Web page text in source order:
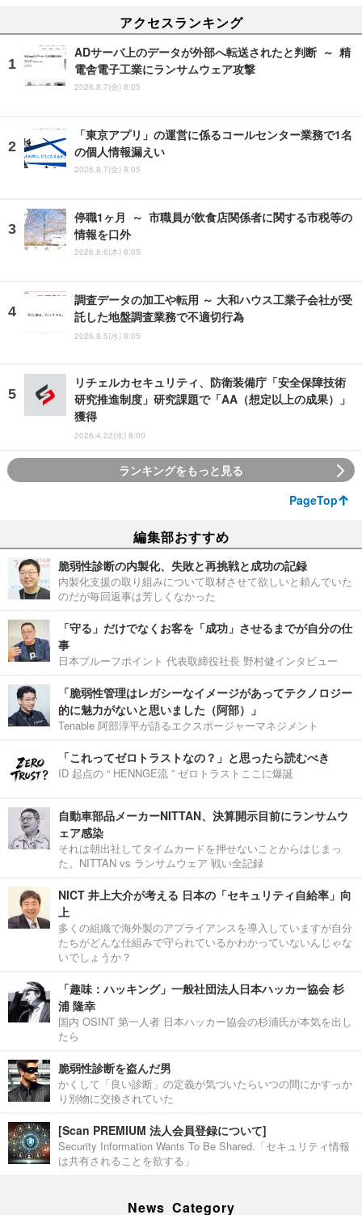
アクセスランキング
ADサーバ上のデータが外部へ転送されたと判断 ～ 精
電舎電子工業にランサムウェア攻撃
2026.8.7(金) 8:05
「東京アプリ」の運営に係るコールセンター業務で1名
の個人情報漏えい
2026.8.7(金) 8:05
停職1ヶ月 ～ 市職員が飲食店関係者に関する市税等の
情報を口外
2026.8.6(木) 8:05
調査データの加工や転用 ～ 大和ハウス工業子会社が受
託した地盤調査業務で不適切行為
2026.8.5(水) 8:05
リチェルカセキュリティ、防衛装備庁「安全保障技術
研究推進制度」研究課題で「AA（想定以上の成果）」
獲得
2026.4.22(水) 8:00
ランキングをもっと見る
PageTop
編集部おすすめ
脆弱性診断の内製化、失敗と再挑戦と成功の記録
内製化支援の取り組みについて取材させて欲しいと頼んでいた
のだが毎回返事は芳しくなかった
「守る」だけでなくお客を「成功」させるまでが自分の仕
事
日本プルーフポイント 代表取締役社長 野村健インタビュー
「脆弱性管理はレガシーなイメージがあってテクノロジー
的に魅力がないと思いました（阿部）」
Tenable 阿部淳平が語るエクスポージャーマネジメント
「これってゼロトラストなの？」と思ったら読むべき
ID 起点の “ HENNGE流 ” ゼロトラストここに爆誕
自動車部品メーカーNITTAN、決算開示目前にランサムウ
ェア感染
それは朝出社してタイムカードを押せないことからはじまっ
た。NITTAN vs ランサムウェア 戦い全記録
NICT 井上大介が考える 日本の「セキュリティ自給率」向
上
多くの組織で海外製のアプライアンスを導入していますが自分
たちがどんな仕組みで守られているかわかっていないんじゃな
いでしょうか？
「趣味：ハッキング」一般社団法人日本ハッカー協会 杉
浦 隆幸
国内 OSINT 第一人者 日本ハッカー協会の杉浦氏が本気を出し
たら
脆弱性診断を盗んだ男
かくして「良い診断」の定義が気づいたらいつの間にかすっか
り別物に交換されていた
[Scan PREMIUM 法人会員登録について]
Security Information Wants To Be Shared.「セキュリティ情報
は共有されることを欲する」
News Category